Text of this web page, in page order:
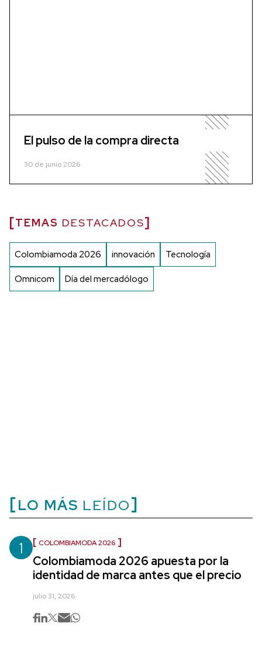
El pulso de la compra directa
30 de junio 2026
TEMAS DESTACADOS
Colombiamoda 2026 innovación Tecnología
Omnicom Día del mercadólogo
LO MÁS LEÍDO
1 COLOMBIAMODA 2026
Colombiamoda 2026 apuesta por la
identidad de marca antes que el precio
julio 31, 2026